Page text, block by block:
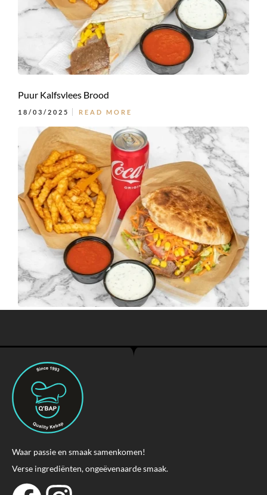
Puur Kalfsvlees Brood
18/03/2025 READ MORE
Waar passie en smaak samenkomen!
Verse ingrediënten, ongeëvenaarde smaak.